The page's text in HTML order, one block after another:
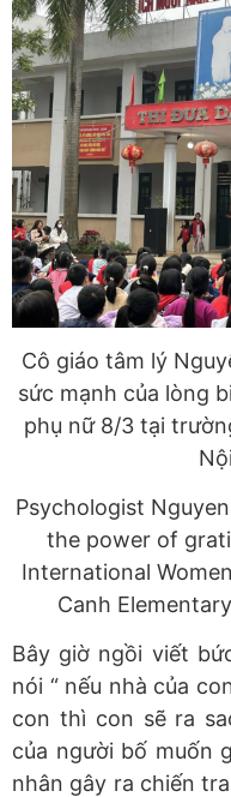
Cô giáo tâm lý
sức mạnh của lòng
phụ nữ 8/3 tại
Psychologist
the power of
International
Canh
Bây giờ ngồi viết
nói “ nếu nhà của
con thì con sẽ ra
của người bố muốn
nhân gây ra chiến